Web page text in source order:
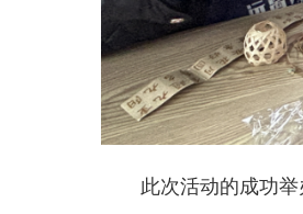
此次活动的成功